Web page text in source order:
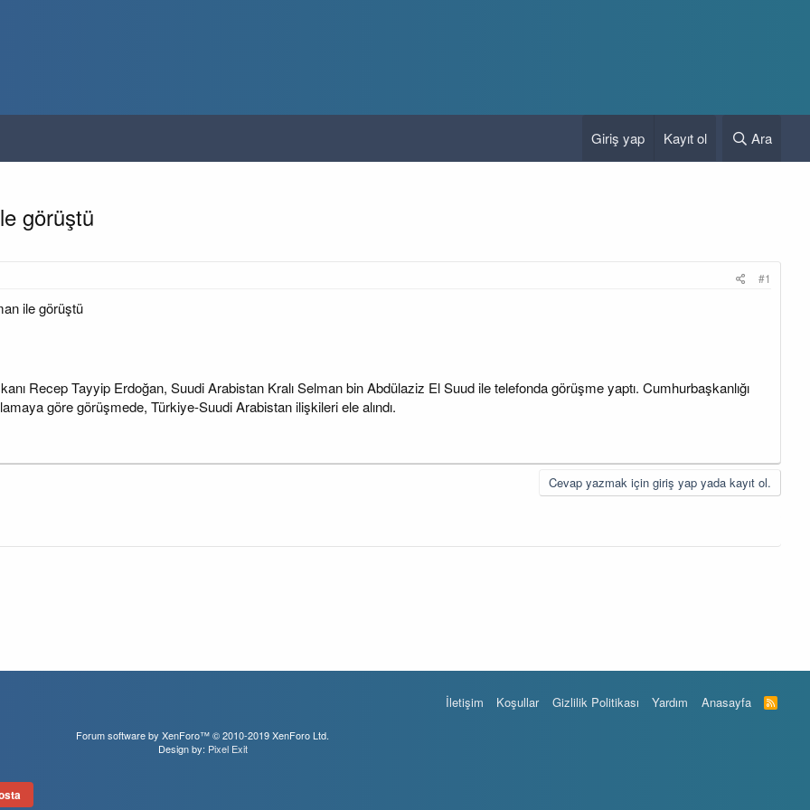
Giriş yap Kayıt ol Ara
görüştü
#1
ile görüştü
Recep Tayyip Erdoğan, Suudi Arabistan Kralı Selman bin Abdülaziz El Suud ile telefonda görüşme yaptı. Cumhurbaşkanlığı
göre görüşmede, Türkiye-Suudi Arabistan ilişkileri ele alındı.
Cevap yazmak için giriş yap yada kayıt ol.
İletişim Koşullar Gizlilik Politikası Yardım Anasayfa
R
S
Forum software by XenForo™© 2010-2019 XenForo Ltd.
Design by: Pixel Exit